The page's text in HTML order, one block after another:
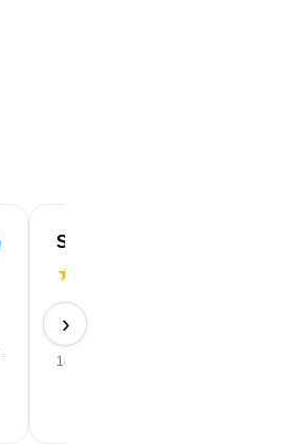
Serife
★
Schnell & Zuverlässig &
Qualität erhalten
18/06/2026
›